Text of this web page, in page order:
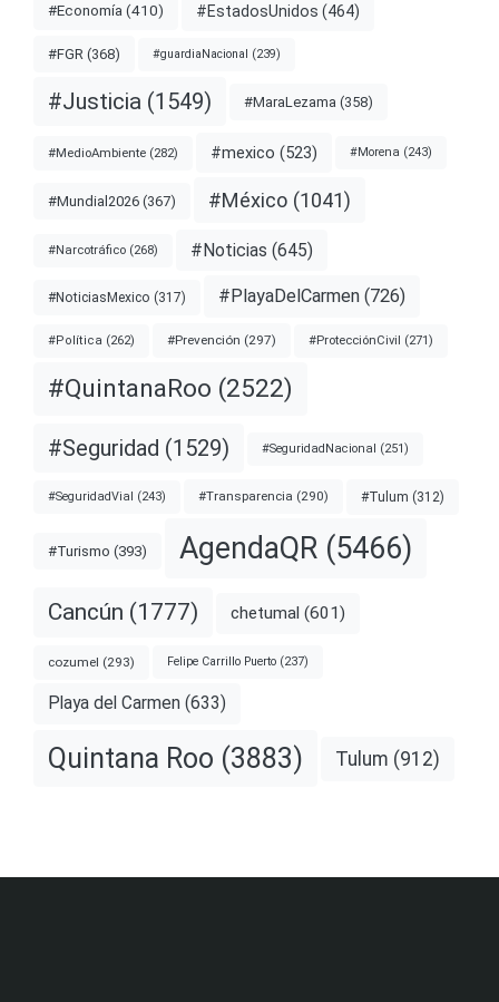
#Economía (410) #EstadosUnidos (464)
#FGR (368) #guardiaNacional (239)
#Justicia (1549) #MaraLezama (358)
#MedioAmbiente (282) #mexico (523) #Morena (243)
#Mundial2026 (367) #México (1041)
#Narcotráfico (268) #Noticias (645)
#NoticiasMexico (317) #PlayaDelCarmen (726)
#Política (262) #Prevención (297) #ProtecciónCivil (271)
#QuintanaRoo (2522)
#Seguridad (1529) #SeguridadNacional (251)
#SeguridadVial (243) #Transparencia (290) #Tulum (312)
#Turismo (393) AgendaQR (5466)
Cancún (1777) chetumal (601)
cozumel (293) Felipe Carrillo Puerto (237)
Playa del Carmen (633)
Quintana Roo (3883) Tulum (912)